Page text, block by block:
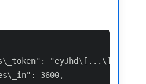
"eyJhd\[...\]Yozv",
3600,